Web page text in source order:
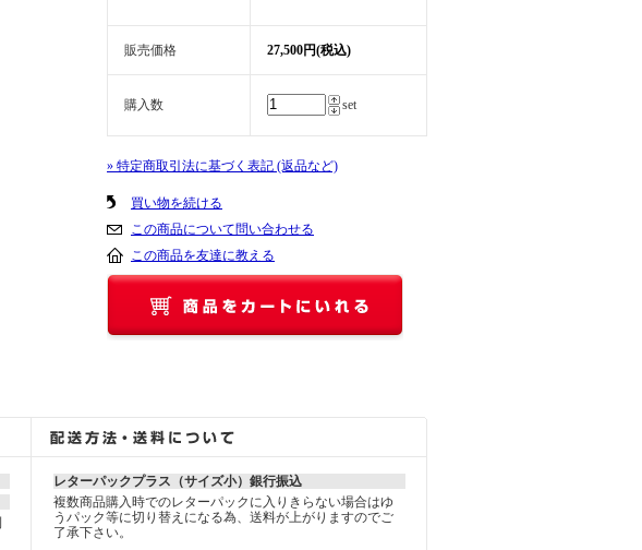
販売価格 27,500円(税込)
購入数 set
» 特定商取引法に基づく表記 (返品など)
買い物を続ける
この商品について問い合わせる
この商品を友達に教える
レターパックプラス（サイズ小）銀行振込
複数商品購入時でのレターパックに入りきらない場合はゆ
うパック等に切り替えになる為、送料が上がりますのでご
了承下さい。